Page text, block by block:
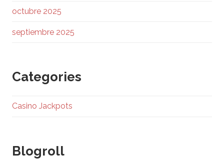
octubre 2025
septiembre 2025
Categories
Casino Jackpots
Blogroll